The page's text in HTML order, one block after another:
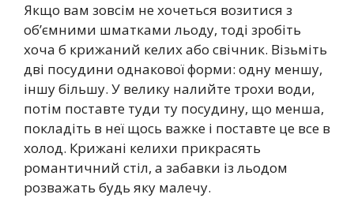
Якщо вам зовсім не хочеться возитися з
об’ємними шматками льоду, тоді зробіть
хоча б крижаний келих або свічник. Візьміть
дві посудини однакової форми: одну меншу,
іншу більшу. У велику налийте трохи води,
потім поставте туди ту посудину, що менша,
покладіть в неї щось важке і поставте це все в
холод. Крижані келихи прикрасять
романтичний стіл, а забавки із льодом
розважать будь яку малечу.